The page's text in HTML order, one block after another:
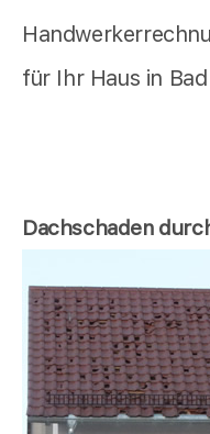
für Ihr Haus in
Dachschaden